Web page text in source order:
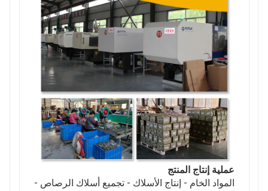
عملية إنتاج المنتج
المواد الخام - إنتاج الأسلاك - تجميع أسلاك الرصاص -